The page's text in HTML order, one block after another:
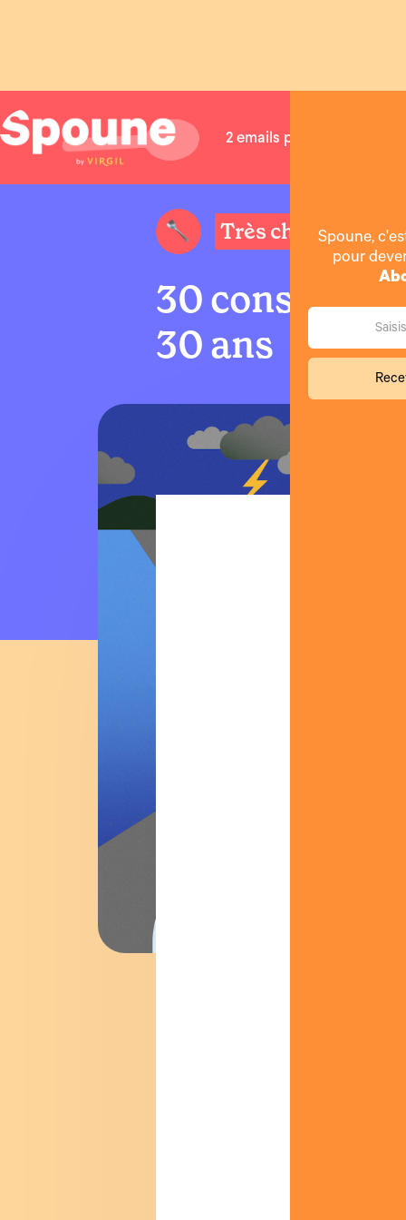
Spoune,
pour
2 emails par mois pour
Très chères idées
30 conseils à
30 ans
C’est
année
pas
Pourquoi on
Parce
(et
Parce
Et
Alors pour
conseils
aimerait
hobbies…
partager à